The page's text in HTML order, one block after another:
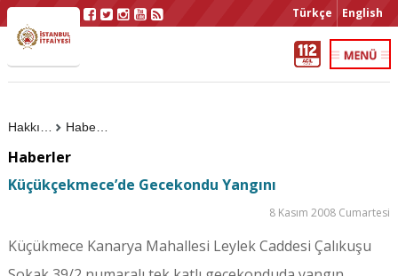
Türkçe English
Haberler
Haberler
Küçükçekmece’de Gecekondu Yangını
8 Kasım 2008 Cumartesi
Küçükmece Kanarya Mahallesi Leylek Caddesi Çalıkuşu